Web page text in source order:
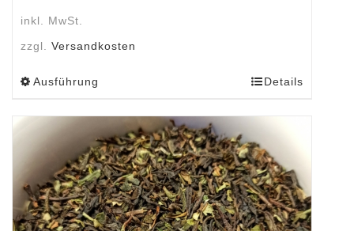
inkl. MwSt.
zzgl. Versandkosten
Ausführung
weist
mehrere
Varianten
auf.
Die
Optionen
Details